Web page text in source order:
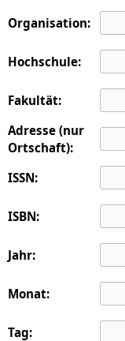
Organisation:
Hochschule:
Fakultät:
Adresse (nur
Ortschaft):
ISSN:
ISBN:
Jahr:
Monat:
Tag: